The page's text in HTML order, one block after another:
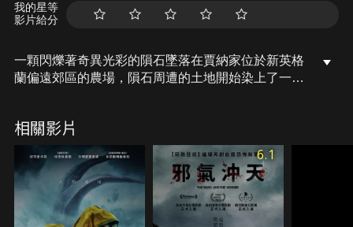
我的星等
影片給分
一顆閃爍著奇異光彩的隕石墜落在賈納家位於新英格
蘭偏遠郊區的農場，隕石周遭的土地開始染上了一種
改變週遭的一切，飲水出現奇異的油亮光彩、農作物
異常生長、牲畜開始在夜裡發光，超乎常理的異變也
讓時間失去了秩序，最終開始影響到賈納一家人……
相關影片
6.1